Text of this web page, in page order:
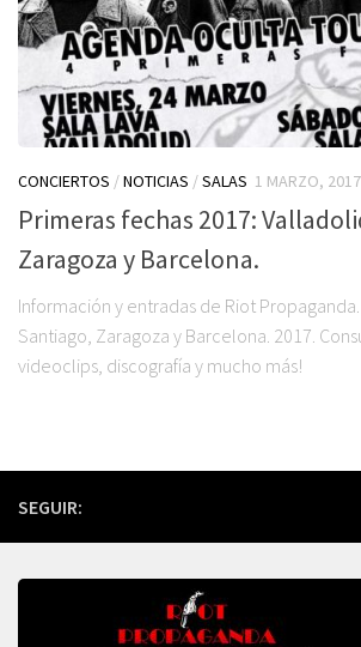
CONCIERTOS /NOTICIAS /SALAS 1 MARZO, 2017
Primeras fechas 2017:
Zaragoza y Barcelona.
Información y entradas de Riot
Santiago, Zaragoza y Barcelona. 2017.
videoclips, discografía y mucho más!
SEGUIR: